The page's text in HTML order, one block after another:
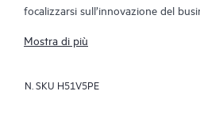
focalizzarsi sull’innovazione del
semplice risposta reattiva ai problemi.
Il servizio HPE Tech Care offre
Mostra di più
N. SKU H51V5PE